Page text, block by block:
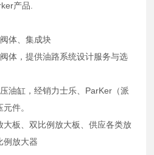
产品.
体、集成块
体，提供油路系统设计服务与选
油缸，经销力士乐、ParKer（派
件。
板、双比例放大板、供应各类放
例放大器